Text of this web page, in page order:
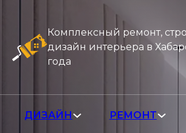
Комплексный ремонт,
дизайн интерьера в
года
ДИЗАЙН РЕМОНТ